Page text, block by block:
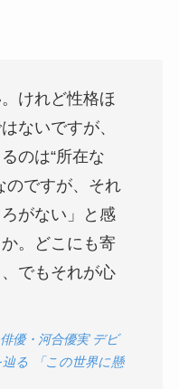
けれど性格ほ
ないですが、
のは“所在な
のですが、それ
がない」と感
。どこにも寄
でもそれが心
優・河合優実 デビ
る 「この世界に懸